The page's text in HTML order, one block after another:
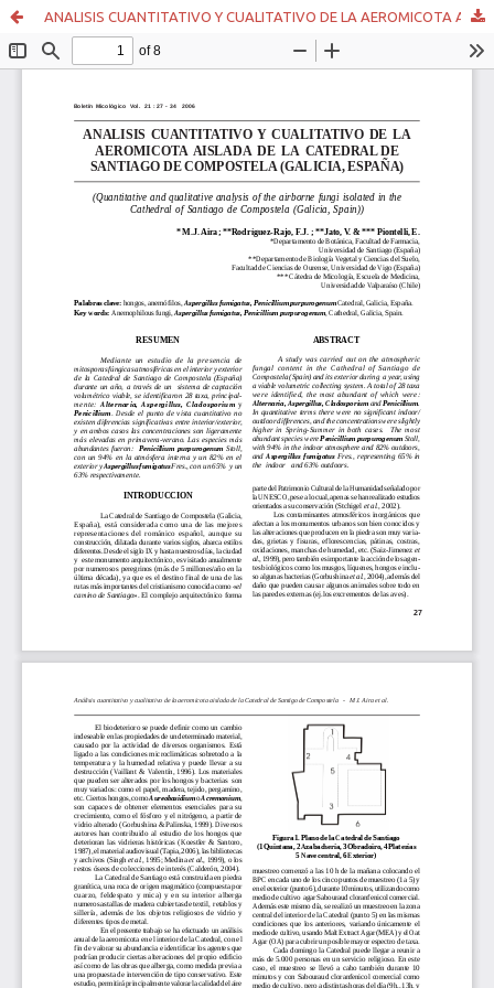
ANALISIS CUANTITATIVO Y CUALITATIVO DE LA AEROMICOTA AISLADA DE LA CATEDRAL DE SANTIAGO DE COMPOSTELA (GALICIA, ESPAÑA)